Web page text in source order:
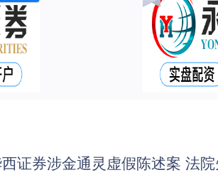
证券涉金通灵虚假陈述案 法